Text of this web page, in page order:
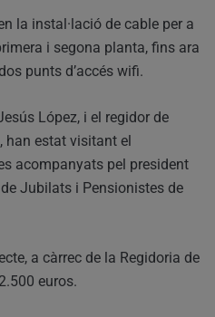
la instal·lació de cable per a
i segona planta, fins ara
punts d’accés wifi.
López, i el regidor de
han estat visitant el
acompanyats pel president
Jubilats i Pensionistes de
a càrrec de la Regidoria de
euros.